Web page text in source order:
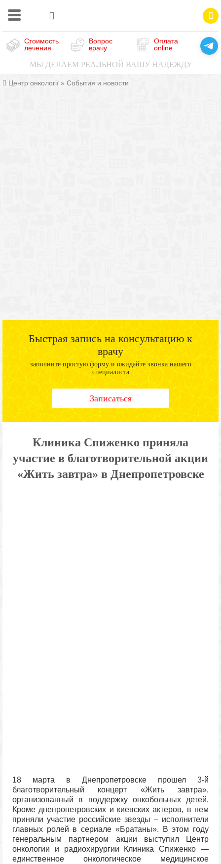
Стоимость
лечения
Вопрос
врачу
Оплата
online
МЫ ДЕЛАЕМ РЕАЛЬНОЙ ВАШУ НАДЕЖДУ
Центр онкології » События и новости
Быстрая запись на консультацию к
врачу
заполните простую форму и ожидайте звонка нашего
специалиста
Записаться
Клиника Спиженко приняла
участие в благотворительной акции
«Жить завтра» в Днепропетровске
18 марта в Днепропетровске прошел 3-й
благотворительный концерт «Жить завтра»,
организованный в поддержку онкобольных детей.
Кроме днепропетровских и киевских актеров, в нем
приняли участие российские звезды – исполнители
главных ролей в сериале «Братаны». В этом году
генеральным партнером акции выступил Центр
онкологии и радиохирургии Клиника Спиженко —
единственное онкологическое медицинское